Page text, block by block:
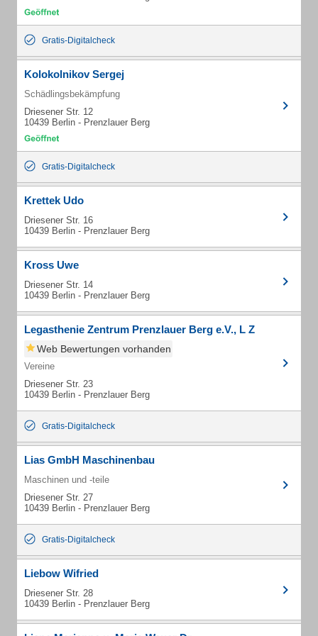
Gratis-Digitalcheck
Kolokolnikov Sergej
Schädlingsbekämpfung
Driesener Str. 12
10439 Berlin - Prenzlauer Berg
Gratis-Digitalcheck
Krettek Udo
Driesener Str. 16
10439 Berlin - Prenzlauer Berg
Kross Uwe
Driesener Str. 14
10439 Berlin - Prenzlauer Berg
Legasthenie Zentrum Prenzlauer Berg e.V., L Z
Web Bewertungen vorhanden
Vereine
Driesener Str. 23
10439 Berlin - Prenzlauer Berg
Gratis-Digitalcheck
Lias GmbH Maschinenbau
Maschinen und -teile
Driesener Str. 27
10439 Berlin - Prenzlauer Berg
Gratis-Digitalcheck
Liebow Wifried
Driesener Str. 28
10439 Berlin - Prenzlauer Berg